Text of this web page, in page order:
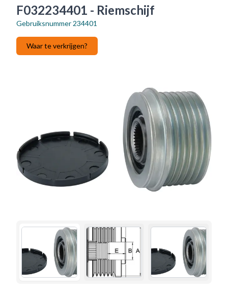
F032234401 - Riemschijf
Gebruiksnummer 234401
Waar te verkrijgen?